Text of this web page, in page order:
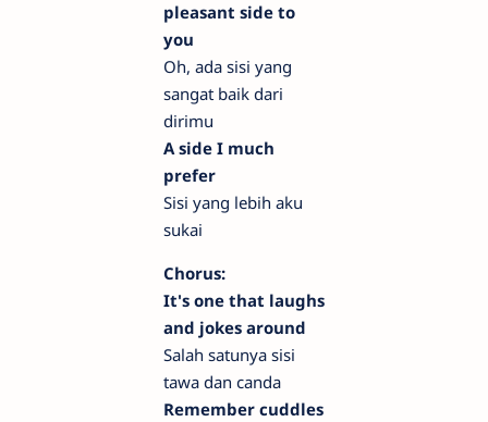
pleasant side to
you
Oh, ada sisi yang
sangat baik dari
dirimu
A side I much
prefer
Sisi yang lebih aku
sukai
Chorus:
It's one that laughs
and jokes around
Salah satunya sisi
tawa dan canda
Remember cuddles